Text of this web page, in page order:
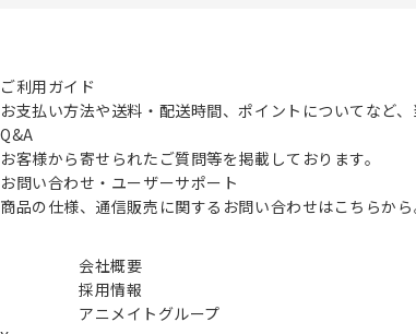
ご利用ガイド
お支払い方法や送料・配送時間、ポイントについてなど
Q&A
お客様から寄せられたご質問等を掲載しております。
お問い合わせ・ユーザーサポート
商品の仕様、通信販売に関するお問い合わせはこちらから
会社概要
採用情報
アニメイトグループ